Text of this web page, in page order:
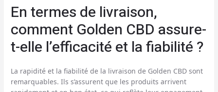
En termes de livraison,
comment Golden CBD assure-
t-elle l’efficacité et la fiabilité ?
La rapidité et la fiabilité de la livraison de Golden CBD sont
remarquables. Ils s’assurent que les produits arrivent